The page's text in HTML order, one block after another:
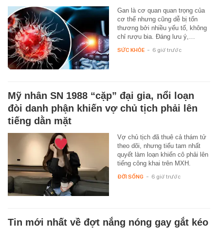
Gan là cơ quan quan trọng của
cơ thể nhưng cũng dễ bị tổn
thương bởi nhiều yếu tố, không
chỉ rượu bia. Đáng lưu ý,…
SỨC KHỎE - 6 giờ trước
Mỹ nhân SN 1988 “cặp” đại gia, nổi loạn
đòi danh phận khiến vợ chủ tịch phải lên
tiếng dằn mặt
Vợ chủ tịch đã thuê cả thám tử
theo dõi, nhưng tiểu tam nhất
quyết làm loạn khiến cô phải lên
tiếng công khai trên MXH.
ĐỜI SỐNG - 6 giờ trước
Tin mới nhất về đợt nắng nóng gay gắt kéo